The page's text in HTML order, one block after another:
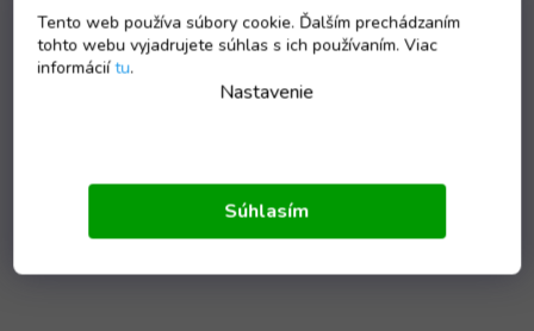
Tento web používa súbory cookie. Ďalším prechádzaním
tohto webu vyjadrujete súhlas s ich používaním. Viac
informáciítu.
Nastavenie
Súhlasím